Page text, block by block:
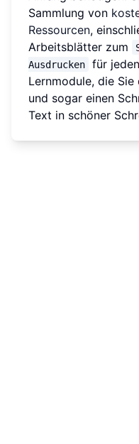
Sammlung von
Ressourcen,
Arbeitsblätter zum
Ausdrucken
für
Lernmodule, die
und sogar einen
Text in schöner